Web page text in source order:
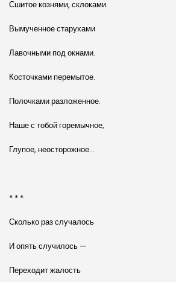
Сшитое кознями, склоками.
Вымученное старухами
Лавочными под окнами.
Косточками перемытое.
Полочками разложенное.
Наше с тобой горемычное,
Глупое, неосторожное…
* * *
Сколько раз случалось
И опять случилось —
Переходит жалость